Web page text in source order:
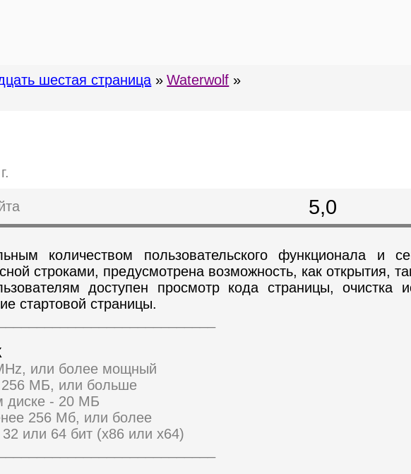
5,0
количеством пользовательского функционала и
строками, предусмотрена возможность, как открытия,
доступен просмотр кода страницы, очистка
стартовой страницы.
или более мощный
256 МБ, или больше
диске - 20 МБ
256 Мб, или более
или 64 бит (x86 или x64)
шестая страница » Waterwolf »